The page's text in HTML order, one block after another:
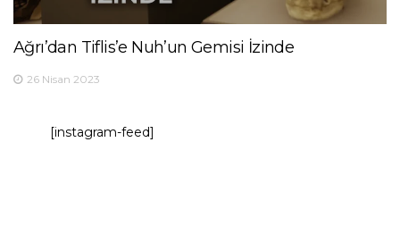
Ağrı’dan Tiflis’e Nuh’un Gemisi İzinde
26 Nisan 2023
[instagram-feed]